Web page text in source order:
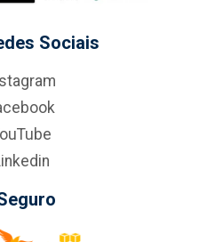
Sociais